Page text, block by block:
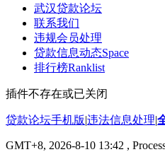
武汉贷款论坛
联系我们
违规会员处理
贷款信息动态Space
排行榜Ranklist
插件不存在或已关闭
贷款论坛手机版|违法信息处理|
GMT+8, 2026-8-10 13:42 ,